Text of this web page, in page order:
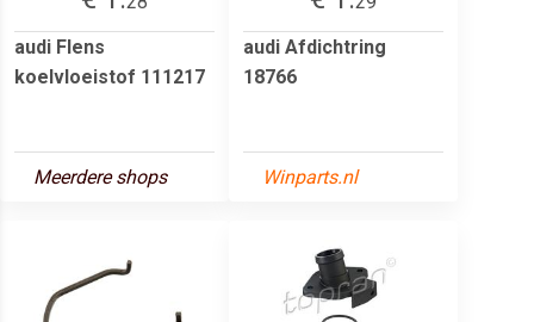
audi Flens
koelvloeistof 111217
Meerdere shops
audi Afdichtring
18766
Winparts.nl